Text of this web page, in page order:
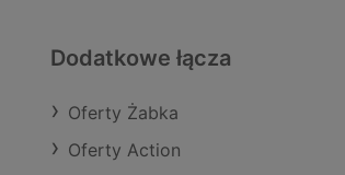
Dodatkowe łącza
Oferty Żabka
Oferty Action